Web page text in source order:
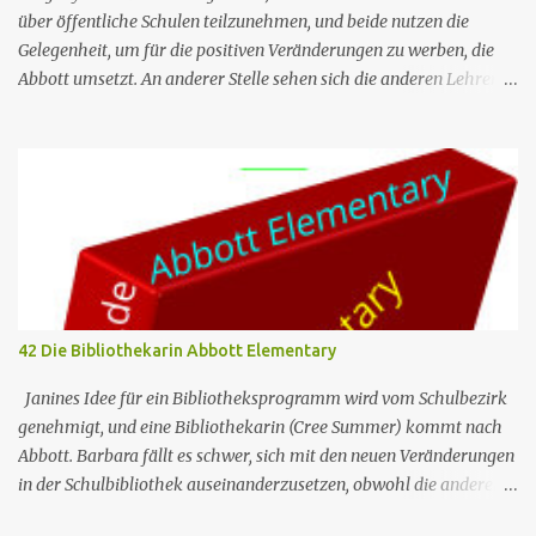
zusammen ist Cheers Folgeninfos: Nr. (ges.) 25 Nr. (St.) 03
Deutscher Titel...
über öffentliche Schulen teilzunehmen, und beide nutzen die
Gelegenheit, um für die positiven Veränderungen zu werben, die
Abbott umsetzt. An anderer Stelle sehen sich die anderen Lehrer
Schulbezirk die Genehmigung für ihr Bibliotheksprogramm. Nr.
(ges.) 43 Deutscher Titel Podiumsdiskussion Serie Abbott
Elementary Staffel Staffel 3 Nr. (St.) 8 Original­titel Panel Regie
Claire Scanlon Drehbuch Quinta Brunson Erstaus­strahlung (USA)
20. März 2024 Deutsch­sprachige Erst­veröffent­lichung (D/A/CH)
14. Aug. 2024 Abbott Elementary ist eine US-amerikanische
Sitcom im Mockumentary-Stil, die von Quinta Brunson erdacht
wurde 🏫Eine Gruppe von sehr engagierten Lehrern sowie eine
etwas unbeholfene Schulleiterin versuchen trotz aller
herrschenden Widerstände, an einer öffentlichen Schule in Ph...
42 Die Bibliothekarin Abbott Elementary
Janines Idee für ein Bibliotheksprogramm wird vom Schulbezirk
genehmigt, und eine Bibliothekarin (Cree Summer) kommt nach
Abbott. Barbara fällt es schwer, sich mit den neuen Veränderungen
in der Schulbibliothek auseinanderzusetzen, obwohl die anderen